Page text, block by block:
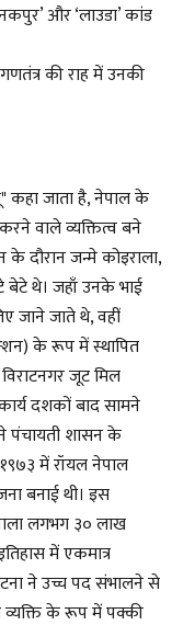
और ‘लाउडा’ कांड
की राह में उनकी
कहा जाता है, नेपाल के
वाले व्यक्तित्व बने
के दौरान जन्मे कोइराला,
थे। जहाँ उनके भाई
जाने जाते थे, वहीं
के रूप में स्थापित
जूट मिल
दशकों बाद सामने
पंचायती शासन के
में रॉयल नेपाल
बनाई थी। इस
लगभग ३० लाख
में एकमात्र
ने उच्च पद संभालने से
व्यक्ति के रूप में पक्की